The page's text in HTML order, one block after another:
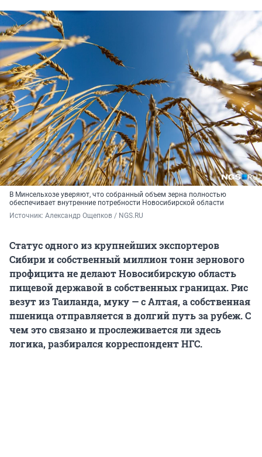
В Минсельхозе уверяют, что собранный объем зерна полностью
обеспечивает внутренние потребности Новосибирской области
Источник: Александр Ощепков / NGS.RU
Статус одного из крупнейших экспортеров
Сибири и собственный миллион тонн зернового
профицита не делают Новосибирскую область
пищевой державой в собственных границах. Рис
везут из Таиланда, муку — с Алтая, а собственная
пшеница отправляется в долгий путь за рубеж. С
чем это связано и прослеживается ли здесь
логика, разбирался корреспондент НГС.